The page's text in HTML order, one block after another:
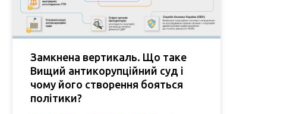
Замкнена вертикаль. Що таке
Вищий антикорупційний суд і
чому його створення бояться
політики?